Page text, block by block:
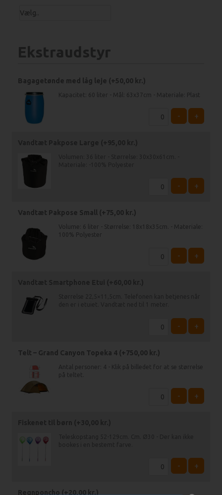
Ekstraudstyr
Bagagetønde med låg leje (+50,00 kr.)
Kapacitet: 60 liter - Mål: 63x37cm - Materiale: Plast
- +
- +
Vandtæt Pakpose Small (+75,00 kr.)
Volume: 6 liter - Størrelse: 18x18x35cm. - Materiale:
100% Polyester
- +
- +
Telt – Grand Canyon Topeka 4 (+750,00 kr.)
Antal personer: 4 - Klik på billedet for at se størrelse
på teltet.
- +
- +
Regnponcho (+20,00 kr.)